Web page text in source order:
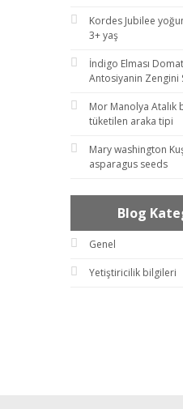
Kordes Jubilee
3+ yaş
İndigo Elması
Antosiyanin Zengini
Mor Manolya Atalık
tüketilen araka tipi
Mary washington
asparagus seeds
Blog
Genel
Yetiştiricilik bilgileri